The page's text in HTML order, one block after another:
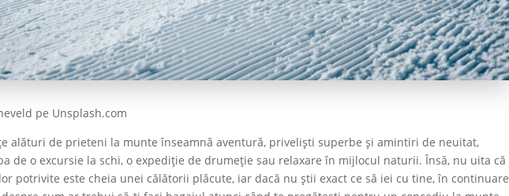
pe Unsplash.com
alături de prieteni la munte înseamnă aventură, priveliști superbe și amintiri de neuitat,
de o excursie la schi, o expediție de drumeție sau relaxare în mijlocul naturii. Însă, nu uita că
potrivite este cheia unei călătorii plăcute, iar dacă nu știi exact ce să iei cu tine, în continuare